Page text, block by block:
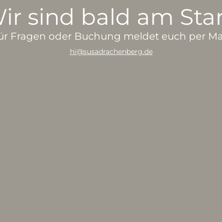
sind bald am
Fragen oder Buchung meldet euch per
hi@susadrachenberg.de